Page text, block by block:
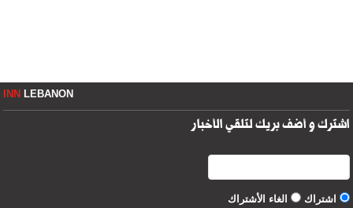
INNLEBANON
اشترك و أضف بريك لتلقي الأخبار
اشتراك الغاء الأشتراك